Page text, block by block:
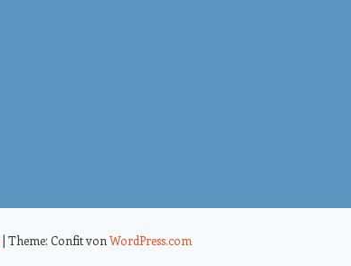
| Theme: Confit von WordPress.com